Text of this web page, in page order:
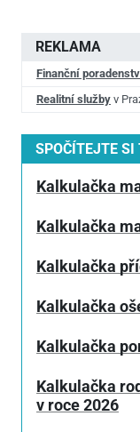
REKLAMA
Finanční
Realitní služby v
SPOČÍTEJTE SI
Kalkulačka
Kalkulačka
Kalkulačka
Kalkulačka
Kalkulačka
Kalkulačka
v roce 2026